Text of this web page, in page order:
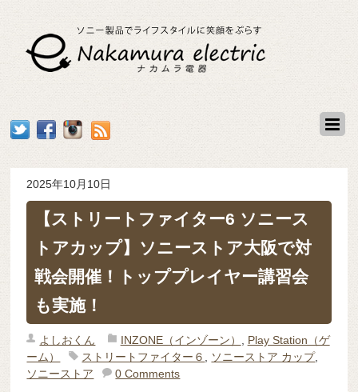
2025年10月10日
【ストリートファイター6 ソニース
トアカップ】ソニーストア大阪で対
戦会開催！トッププレイヤー講習会
も実施！
よしおくん INZONE（インゾーン）
Play Station（ゲ
ーム）
ストリートファイター６ ソニーストア カップ,
ソニーストア
0 Comments